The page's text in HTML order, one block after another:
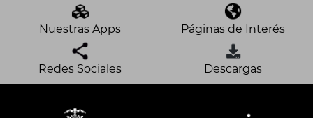
Nuestras Apps Páginas de Interés
Redes Sociales Descargas